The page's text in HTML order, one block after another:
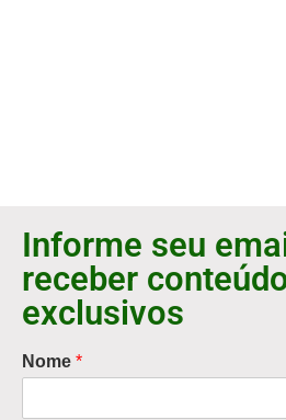
Informe seu
receber
exclusivos
Nome *